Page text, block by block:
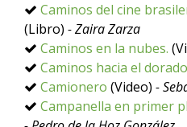
Caminos del cine
(Libro) - Zaira Zarza
Caminos en la nubes.
Caminos hacia el dorado
Camionero (Video) -
Campanella en primer